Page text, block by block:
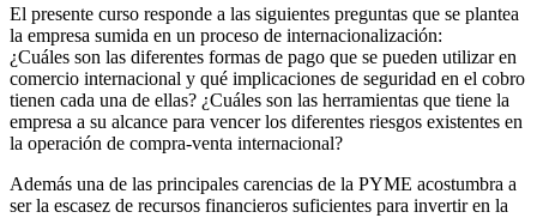
El presente curso responde a las siguientes preguntas que se plantea
la empresa sumida en un proceso de internacionalización:
¿Cuáles son las diferentes formas de pago que se pueden utilizar en
comercio internacional y qué implicaciones de seguridad en el cobro
tienen cada una de ellas? ¿Cuáles son las herramientas que tiene la
empresa a su alcance para vencer los diferentes riesgos existentes en
la operación de compra-venta internacional?
Además una de las principales carencias de la PYME acostumbra a
ser la escasez de recursos financieros suficientes para invertir en la